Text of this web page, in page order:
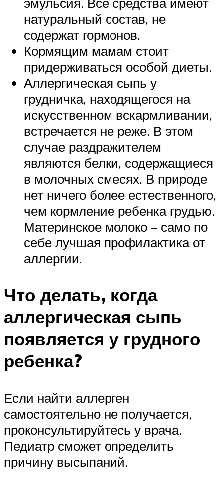
натуральный состав, не
содержат гормонов.
Кормящим мамам стоит
придерживаться особой диеты.
Аллергическая сыпь у
грудничка, находящегося на
искусственном вскармливании,
встречается не реже. В этом
случае раздражителем
являются белки, содержащиеся
в молочных смесях. В природе
нет ничего более естественного,
чем кормление ребенка грудью.
Материнское молоко – само по
себе лучшая профилактика от
аллергии.
Что делать, когда
аллергическая сыпь
появляется у грудного
ребенка?
Если найти аллерген
самостоятельно не получается,
проконсультируйтесь у врача.
Педиатр сможет определить
причину высыпаний.